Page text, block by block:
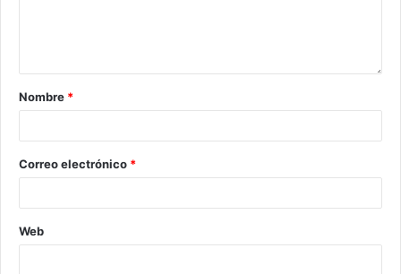
Nombre *
Correo electrónico *
Web